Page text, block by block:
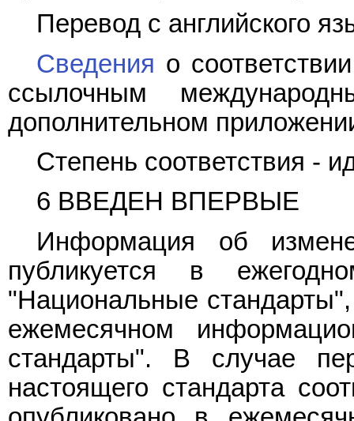
Перевод с английского
Сведения о
ссылочным
дополнительном
Степень соответствия -
6 ВВЕДЕН ВПЕРВЫЕ
Информация об
публикуется в
"Национальные
ежемесячном
стандарты". В случае
настоящего стандарта